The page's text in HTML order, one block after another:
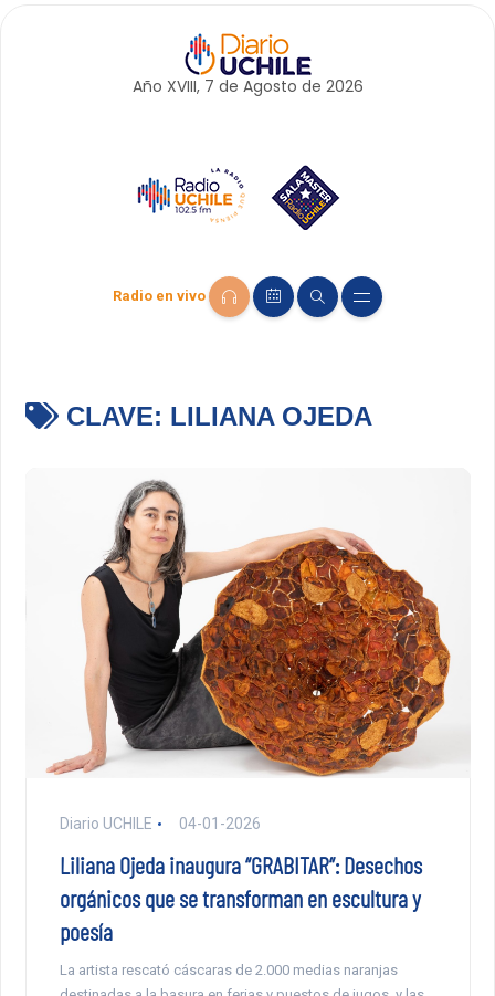
Año XVIII, 7 de Agosto de 2026
Radio en vivo
CLAVE: LILIANA OJEDA
Diario UCHILE 04-01-2026
Liliana Ojeda inaugura “GRABITAR”: Desechos
orgánicos que se transforman en escultura y
poesía
La artista rescató cáscaras de 2.000 medias naranjas